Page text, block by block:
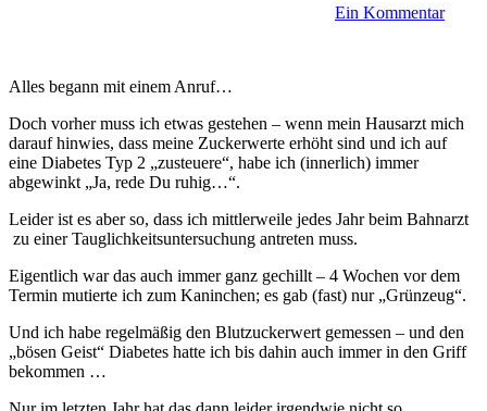
Ein Kommentar
Alles begann mit einem Anruf…
Doch vorher muss ich etwas gestehen – wenn mein Hausarzt mich
darauf hinwies, dass meine Zuckerwerte erhöht sind und ich auf
eine Diabetes Typ 2 „zusteuere“, habe ich (innerlich) immer
abgewinkt „Ja, rede Du ruhig…“.
Leider ist es aber so, dass ich mittlerweile jedes Jahr beim Bahnarzt
zu einer Tauglichkeitsuntersuchung antreten muss.
Eigentlich war das auch immer ganz gechillt – 4 Wochen vor dem
Termin mutierte ich zum Kaninchen; es gab (fast) nur „Grünzeug“.
Und ich habe regelmäßig den Blutzuckerwert gemessen – und den
„bösen Geist“ Diabetes hatte ich bis dahin auch immer in den Griff
bekommen …